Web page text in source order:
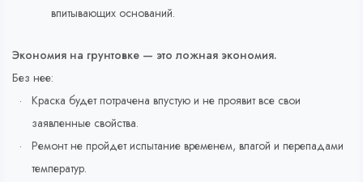
впитывающих оснований.
Экономия на грунтовке — это ложная экономия.
Без нее:
Краска будет потрачена впустую и не проявит все свои
заявленные свойства.
Ремонт не пройдет испытание временем, влагой и перепадами
температур.